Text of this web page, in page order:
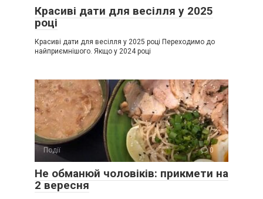
Красиві дати для весілля у 2025
році
Красиві дати для весілля у 2025 році Переходимо до
найприємнішого. Якщо у 2024 році
Події 0
Не обманюй чоловіків: прикмети на
2 вересня